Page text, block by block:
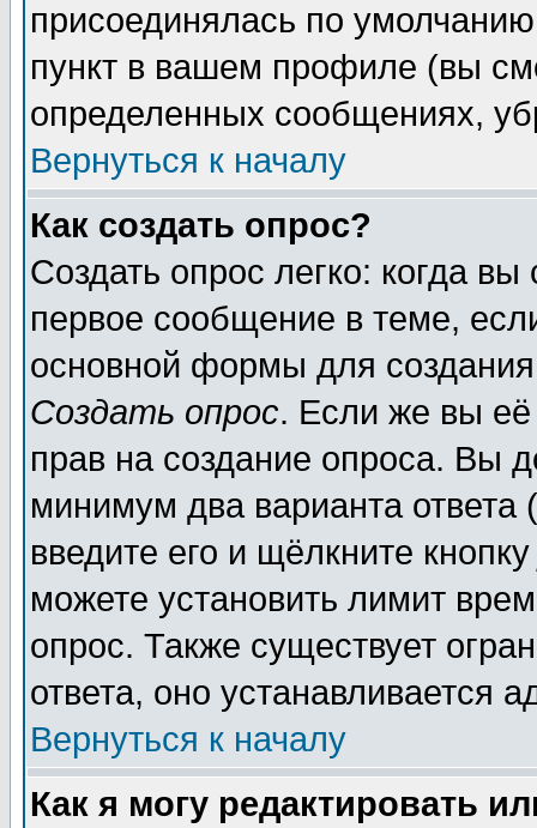
присоединялась по
пункт в вашем профиле (вы
определенных сообщениях,
Вернуться к началу
Как создать опрос?
Создать опрос легко: когда
первое сообщение в теме,
основной формы для
Создать опрос. Если же вы её
прав на создание опроса. Вы
минимум два варианта ответа
введите его и щёлкните
можете установить лимит
опрос. Также существует
ответа, оно устанавливается
Вернуться к началу
Как я могу редактировать